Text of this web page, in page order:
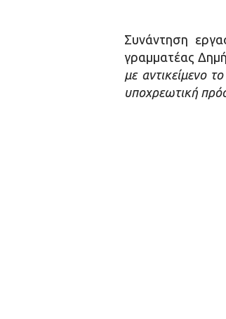
Συνάντηση
γραμματέας
με αντικείμενο
υποχρεωτική